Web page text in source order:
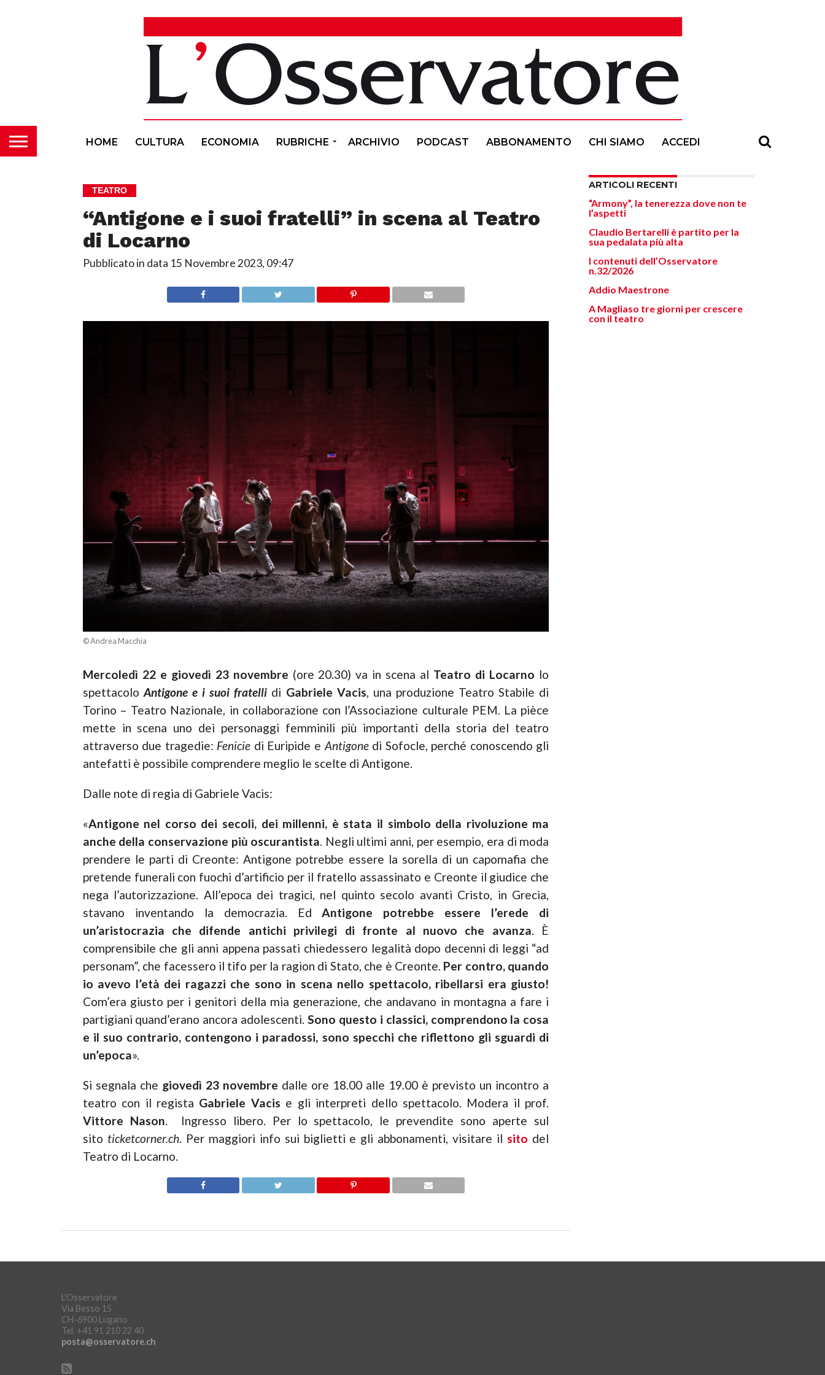
HOME CULTURA ECONOMIA RUBRICHE ARCHIVIO PODCAST ABBONAMENTO CHI SIAMO ACCEDI
TEATRO
“Antigone e i suoi fratelli” in scena al Teatro
di Locarno
Pubblicato in data 15 Novembre 2023, 09:47
© Andrea Macchia
Mercoledì 22 e giovedì 23 novembre (ore 20.30) va in scena al Teatro di Locarno lo
spettacolo Antigone e i suoi fratelli di Gabriele Vacis, una produzione Teatro Stabile di
Torino – Teatro Nazionale, in collaborazione con l’Associazione culturale PEM. La pièce
mette in scena uno dei personaggi femminili più importanti della storia del teatro
attraverso due tragedie: Fenicie di Euripide e Antigonedi Sofocle, perché conoscendo gli
antefatti è possibile comprendere meglio le scelte di Antigone.
Dalle note di regia di Gabriele Vacis:
«Antigone nel corso dei secoli, dei millenni, è stata il simbolo della rivoluzione ma
anche della conservazione più oscurantista. Negli ultimi anni, per esempio, era di moda
prendere le parti di Creonte: Antigone potrebbe essere la sorella di un capomafia che
pretende funerali con fuochi d’artificio per il fratello assassinato e Creonte il giudice che
nega l’autorizzazione. All’epoca dei tragici, nel quinto secolo avanti Cristo, in Grecia,
stavano inventando la democrazia. EdAntigone potrebbe essere l’erede di
un’aristocrazia che difende antichi privilegi di fronte al nuovo che avanza. È
comprensibile che gli anni appena passati chiedessero legalità dopo decenni di leggi “ad
personam”, che facessero il tifo per la ragion di Stato, che è Creonte. Per contro, quando
io avevo l’età dei ragazzi che sono in scena nello spettacolo, ribellarsi era giusto!
Com’era giusto per i genitori della mia generazione, che andavano in montagna a fare i
partigiani quand’erano ancora adolescenti.Sono questo i classici, comprendono la cosa
e il suo contrario, contengono i paradossi, sono specchi che riflettono gli sguardi di
un’epoca».
Si segnala che giovedì 23 novembre dalle ore 18.00 alle 19.00 è previsto un incontro a
teatro con il regista Gabriele Vacis e gli interpreti dello spettacolo. Modera il prof.
Vittore Nason.
Ingresso libero. Per lo spettacolo, le prevendite sono aperte sul
sito ticketcorner.ch. Per maggiori info sui biglietti e gli abbonamenti, visitare ilsito del
Teatro di Locarno.
ARTICOLI RECENTI
“Armony”, la tenerezza dove non te
l’aspetti
Claudio Bertarelli è partito per la
sua pedalata più alta
I contenuti dell’Osservatore
n.32/2026
Addio Maestrone
A Magliaso tre giorni per crescere
con il teatro
L'Osservatore
Via Besso 15
CH-6900 Lugano
Tel. +41 91 210 22 40
posta@osservatore.ch